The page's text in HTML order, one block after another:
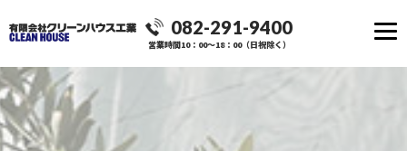
082-291-9400
営業時間10：00～18：00（日祝除く）